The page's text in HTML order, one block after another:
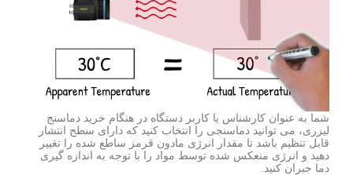
شما به عنوان کارشناس یا کاربر دستگاه در هنگام خرید دماسنج
لیزری، می توانید دماسنجی را انتخاب کنید که دارای سطح انتشار
قابل تنظیم باشد تا مقدار انرژی مادون قرمز ساطع شده را تغییر
دهید و انرژی منعکس شده توسط مواد را با توجه به اندازه گیری
دما جبران کنید.